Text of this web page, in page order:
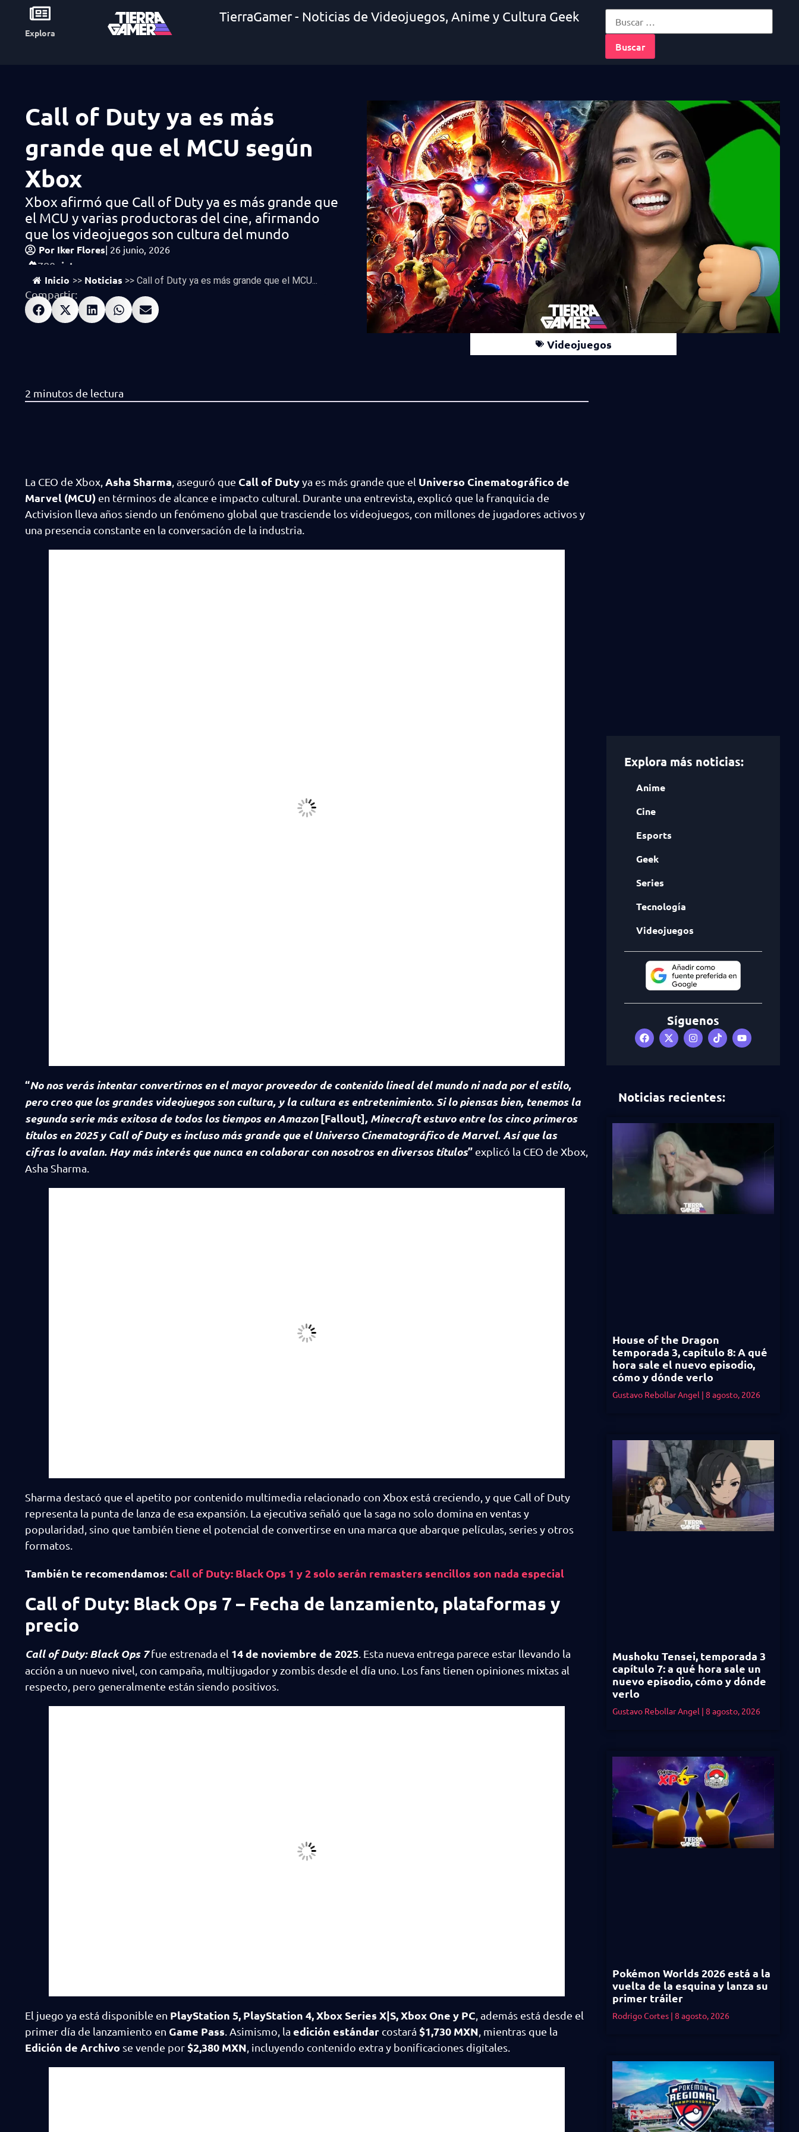
Explora
TierraGamer - Noticias de Videojuegos, Anime y Cultura Geek
Call of Duty ya es más
grande que el MCU según
Xbox
Xbox afirmó que Call of Duty ya es más grande que
el MCU y varias productoras del cine, afirmando
que los videojuegos son cultura del mundo
Por Iker Flores| 26 junio, 2026
780 vistas
Inicio >> Noticias >> Call of Duty ya es más grande que el MCU...
Compartir:
Videojuegos
La CEO de Xbox, Asha Sharma , aseguró que Call of Dutyya es más grande que el Universo Cinematográfico de
Marvel (MCU) en términos de alcance e impacto cultural. Durante una entrevista, explicó que la franquicia de
Activision lleva años siendo un fenómeno global que trasciende los videojuegos, con millones de jugadores activos y
una presencia constante en la conversación de la industria.
“No nos verás intentar convertirnos en el mayor proveedor de contenido lineal del mundo ni nada por el estilo,
pero creo que los grandes videojuegos son cultura, y la cultura es entretenimiento. Si lo piensas bien, tenemos la
segunda serie más exitosa de todos los tiempos en Amazon[Fallout], Minecraft estuvo entre los cinco primeros
títulos en 2025 y Call of Duty es incluso más grande que el Universo Cinematográfico de Marvel. Así que las
cifras lo avalan. Hay más interés que nunca en colaborar con nosotros en diversos títulos” explicó la CEO de Xbox,
Asha Sharma.
Sharma destacó que el apetito por contenido multimedia relacionado con Xbox está creciendo, y que Call of Duty
representa la punta de lanza de esa expansión. La ejecutiva señaló que la saga no solo domina en ventas y
popularidad, sino que también tiene el potencial de convertirse en una marca que abarque películas, series y otros
formatos.
También te recomendamos: Call of Duty: Black Ops 1 y 2 solo serán remasters sencillos son nada especial
Call of Duty: Black Ops 7 – Fecha de lanzamiento, plataformas y
precio
Call of Duty: Black Ops 7fue estrenada el 14 de noviembre de 2025 . Esta nueva entrega parece estar llevando la
acción a un nuevo nivel, con campaña, multijugador y zombis desde el día uno. Los fans tienen opiniones mixtas al
respecto, pero generalmente están siendo positivos.
El juego ya está disponible en PlayStation 5, PlayStation 4, Xbox Series X|S, Xbox One y PC, además está desde el
primer día de lanzamiento en Game Pass. Asimismo, la edición estándar costará $1,730 MXN, mientras que la
Edición de Archivo se vende por$2,380 MXN, incluyendo contenido extra y bonificaciones digitales.
Explora más noticias:
Anime
Cine
Esports
Geek
Series
Tecnología
Videojuegos
Síguenos
Noticias recientes:
House of the Dragon
temporada 3, capítulo 8: A qué
hora sale el nuevo episodio,
cómo y dónde verlo
Gustavo Rebollar Angel 8 agosto, 2026
Mushoku Tensei, temporada 3
capítulo 7: a qué hora sale un
nuevo episodio, cómo y dónde
verlo
Gustavo Rebollar Angel 8 agosto, 2026
Pokémon Worlds 2026 está a la
vuelta de la esquina y lanza su
primer tráiler
Rodrigo Cortes 8 agosto, 2026